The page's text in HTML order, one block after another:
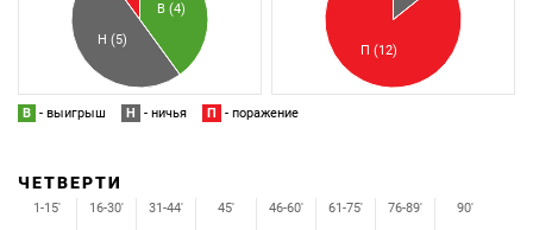
В (4)
Н (5)
П (12)
В - выигрыш Н - ничья П - поражение
ЧЕТВЕРТИ
1-15' 16-30' 31-44' 45' 46-60' 61-75' 76-89' 90'